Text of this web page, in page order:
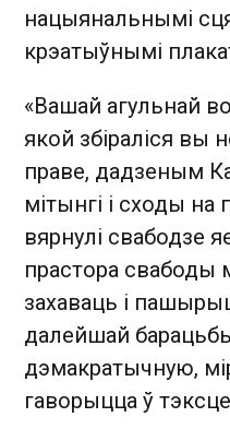
нацыянальнымі
крэатыўнымі
«Вашай агульнай
якой збіраліся вы
праве, дадзеным
мітынгі і сходы
вярнулі свабодзе
прастора свабоды
захаваць і
далейшай
дэмакратычную,
гаворыцца ў